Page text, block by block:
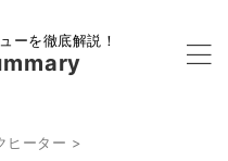
ーを徹底解説！
ヒーター >